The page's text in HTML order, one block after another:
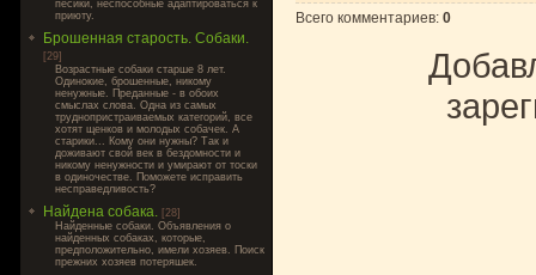
пёсики, неспособные адаптироваться к
приюту.
Брошенная старость. Собаки.
[29]
Возрастные собаки старше 8 лет.
Одинокие, брошенные, никому
ненужные. Преданные - в обоих
смыслах слова. Одна из самых
труднопристраиваемых категорий, все
хотят щенков и молодых собачек. А
старики... Кому они нужны? Так и
доживают свой век в бездомности и
никому ненужности и умирают от тоски
в одиночестве. Поможете исправить
несправедливость?
Найдена собака. [28]
Найденные собаки. Объявления о
найденных собаках, которые,
предположительно, имели хозяев. Поиск
прежних хозяев потеряшек.
Всего комментариев: 0